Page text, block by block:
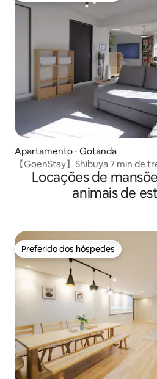
Apartamento ⋅ Gotanda
【GoenStay】Shibuya 7 min de
Locações de
animais de
Preferido dos hóspedes
Preferido dos hóspedes